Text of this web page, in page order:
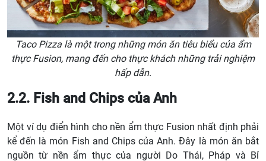
Taco Pizza là một trong những món ăn tiêu biểu của ẩm
thực Fusion, mang đến cho thực khách những trải nghiệm
hấp dẫn.
2.2. Fish and Chips của Anh
Một ví dụ điển hình cho nền ẩm thực Fusion nhất định phải
kể đến là món Fish and Chips của Anh. Đây là món ăn bắt
nguồn từ nền ẩm thực của người Do Thái, Pháp và Bỉ